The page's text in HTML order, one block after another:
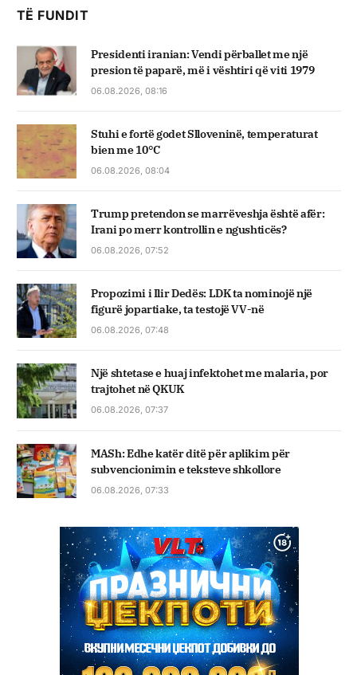
TË FUNDIT
Presidenti iranian: Vendi përballet me një
presion të paparë, më i vështiri që viti 1979
06.08.2026, 08:16
Stuhi e fortë godet Slloveninë, temperaturat
bien me 10°C
06.08.2026, 08:04
Trump pretendon se marrëveshja është afër:
Irani po merr kontrollin e ngushticës?
06.08.2026, 07:52
Propozimi i Ilir Dedës: LDK ta nominojë një
figurë jopartiake, ta testojë VV-në
06.08.2026, 07:48
Një shtetase e huaj infektohet me malaria, por
trajtohet në QKUK
06.08.2026, 07:37
MASh: Edhe katër ditë për aplikim për
subvencionimin e teksteve shkollore
06.08.2026, 07:33